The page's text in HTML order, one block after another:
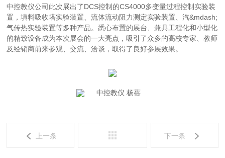
中控教仪公司此次展出了DCS控制的CS4000多变量过程控制实验装
置，填料吸收塔实验装置、流体流动阻力测定实验装置、汽&mdash;
气传热实验装置等多种产品。悉心布置的展台、兼具工程化和小型化
的精致设备成为本次展会的一大亮点，吸引了众多的高校专家、教师
及经销商前来参观、交流、洽谈，取得了良好参展效果。
中控教仪 杨蓓
上一条 下一条